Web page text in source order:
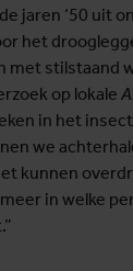
jaren ‘50 uit
het
met stilstaand
op lokale
in het
we
kunnen
in welke